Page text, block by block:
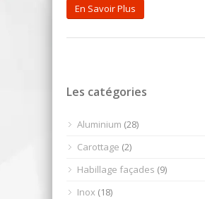
En Savoir Plus
Les catégories
Aluminium (28)
Carottage (2)
Habillage façades (9)
Inox (18)